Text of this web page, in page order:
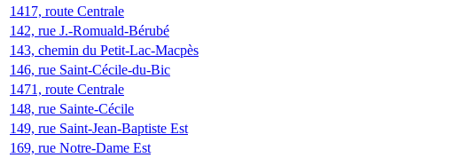
1417, route Centrale
142, rue J.-Romuald-Bérubé
143, chemin du Petit-Lac-Macpès
146, rue Saint-Cécile-du-Bic
1471, route Centrale
148, rue Sainte-Cécile
149, rue Saint-Jean-Baptiste Est
169, rue Notre-Dame Est